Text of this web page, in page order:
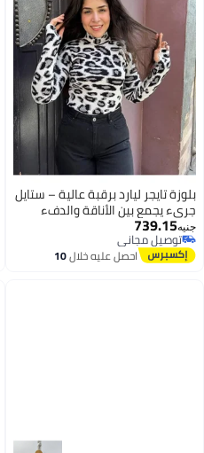
3
بلوزة تايجر ليارد برقبة عالية – ستايل
جريء يجمع بين الأناقة والدفء
بلوزه بصباع تجمع بين الشياكه
والاناقه كود 4500
جنيه739.15
توصيل مجاني
توصيل مجانياحصل عليه خلال10
اغسطس